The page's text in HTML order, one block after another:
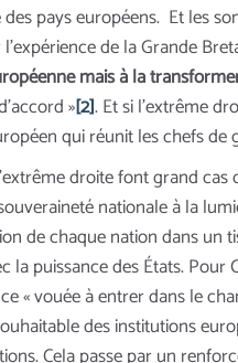
pays européens. Et les
de la Grande
mais à la
»[2]. Et si l’extrême
qui réunit les chefs
droite font grand
nationale à la
de chaque nation dans un
puissance des États. Pour
vouée à entrer dans le
des institutions
Cela passe par un